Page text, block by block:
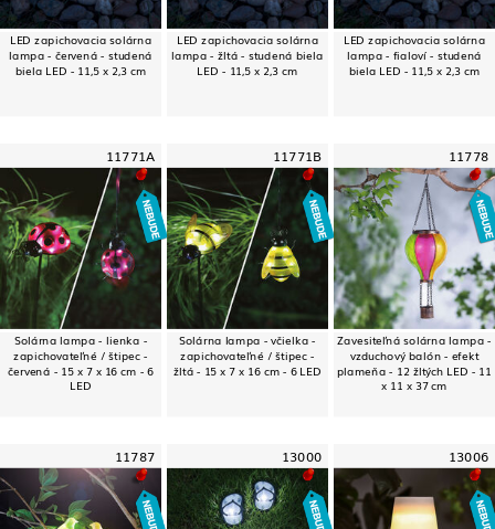
LED zapichovacia solárna
lampa - červená - studená
biela LED - 11,5 x 2,3 cm
LED zapichovacia solárna
lampa - žltá - studená biela
LED - 11,5 x 2,3 cm
LED zapichovacia solárna
lampa - fialoví - studená
biela LED - 11,5 x 2,3 cm
11771A
Solárna lampa - lienka -
zapichovateľné / štipec -
červená - 15 x 7 x 16 cm - 6
LED
11771B
Solárna lampa - včielka -
zapichovateľné / štipec -
žltá - 15 x 7 x 16 cm - 6 LED
11778
Zavesiteľná solárna lampa -
vzduchový balón - efekt
plameňa - 12 žltých LED - 11
x 11 x 37 cm
11787 13000 13006